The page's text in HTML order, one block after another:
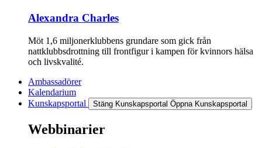
Alexandra Charles
Möt 1,6 miljonerklubbens grundare som gick från
nattklubbsdrottning till frontfigur i kampen för kvinnors hälsa
och livskvalité.
Ambassadörer
Kalendarium
Kunskapsportal
Stäng Kunskapsportal Öppna Kunskapsportal
Webbinarier